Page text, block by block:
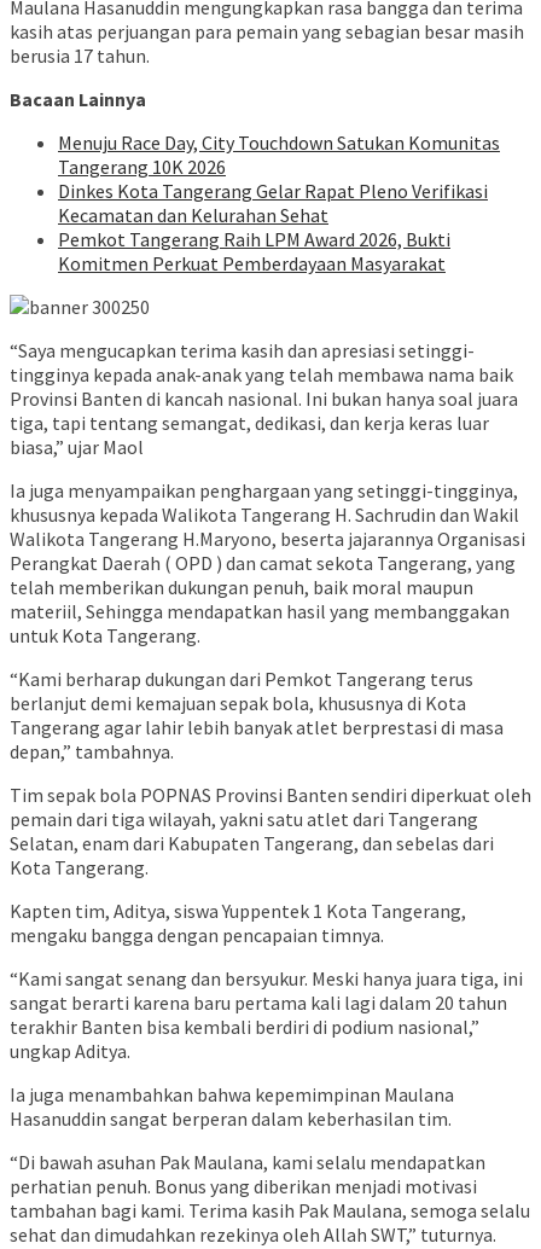
Maulana Hasanuddin mengungkapkan rasa bangga dan terima
kasih atas perjuangan para pemain yang sebagian besar masih
berusia 17 tahun.
Bacaan Lainnya
Menuju Race Day, City Touchdown Satukan Komunitas
Tangerang 10K 2026
Dinkes Kota Tangerang Gelar Rapat Pleno Verifikasi
Kecamatan dan Kelurahan Sehat
Pemkot Tangerang Raih LPM Award 2026, Bukti
Komitmen Perkuat Pemberdayaan Masyarakat
“Saya mengucapkan terima kasih dan apresiasi setinggi-
tingginya kepada anak-anak yang telah membawa nama baik
Provinsi Banten di kancah nasional. Ini bukan hanya soal juara
tiga, tapi tentang semangat, dedikasi, dan kerja keras luar
biasa,” ujar Maol
Ia juga menyampaikan penghargaan yang setinggi-tingginya,
khususnya kepada Walikota Tangerang H. Sachrudin dan Wakil
Walikota Tangerang H.Maryono, beserta jajarannya Organisasi
Perangkat Daerah ( OPD ) dan camat sekota Tangerang, yang
telah memberikan dukungan penuh, baik moral maupun
materiil, Sehingga mendapatkan hasil yang membanggakan
untuk Kota Tangerang.
“Kami berharap dukungan dari Pemkot Tangerang terus
berlanjut demi kemajuan sepak bola, khususnya di Kota
Tangerang agar lahir lebih banyak atlet berprestasi di masa
depan,” tambahnya.
Tim sepak bola POPNAS Provinsi Banten sendiri diperkuat oleh
pemain dari tiga wilayah, yakni satu atlet dari Tangerang
Selatan, enam dari Kabupaten Tangerang, dan sebelas dari
Kota Tangerang.
Kapten tim, Aditya, siswa Yuppentek 1 Kota Tangerang,
mengaku bangga dengan pencapaian timnya.
“Kami sangat senang dan bersyukur. Meski hanya juara tiga, ini
sangat berarti karena baru pertama kali lagi dalam 20 tahun
terakhir Banten bisa kembali berdiri di podium nasional,”
ungkap Aditya.
Ia juga menambahkan bahwa kepemimpinan Maulana
Hasanuddin sangat berperan dalam keberhasilan tim.
“Di bawah asuhan Pak Maulana, kami selalu mendapatkan
perhatian penuh. Bonus yang diberikan menjadi motivasi
tambahan bagi kami. Terima kasih Pak Maulana, semoga selalu
sehat dan dimudahkan rezekinya oleh Allah SWT,” tuturnya.